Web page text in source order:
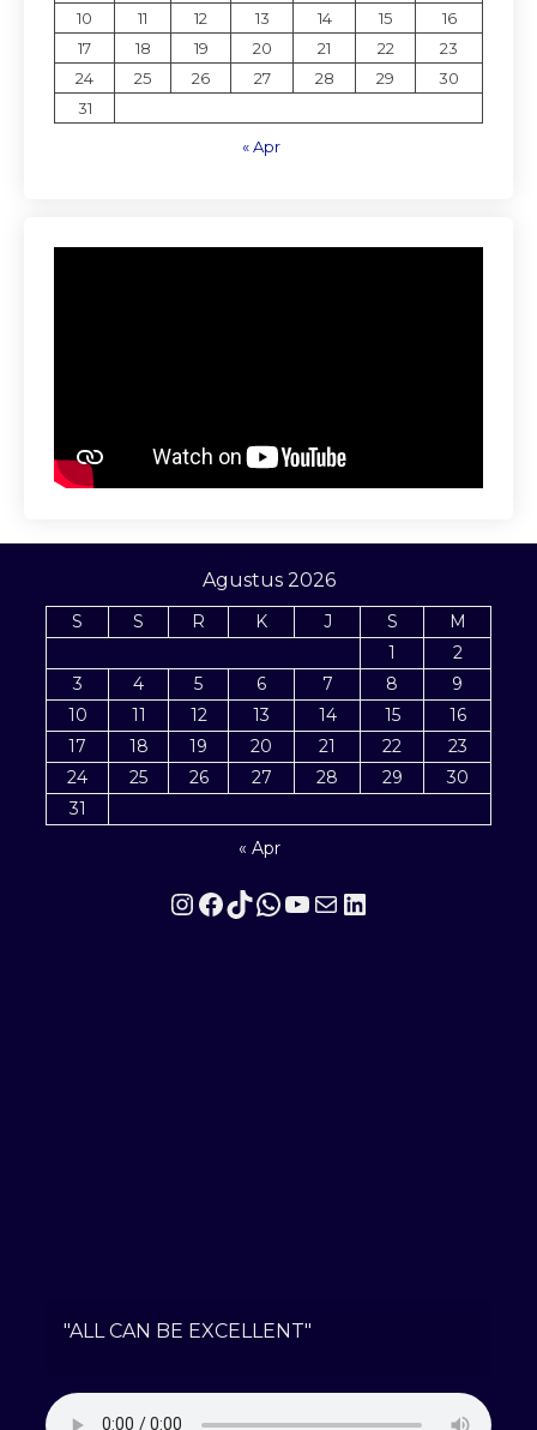
10
11 12 13 14 15
16
17
18 19 20 21 22
23
24
25 26 27 28 29
30
31
« Apr
Agustus 2026
S S R K J S
M
1
2
3
4 5 6 7 8
9
10
11 12 13 14 15
16
17
18 19 20 21 22
23
24
25 26 27 28 29
30
31
« Apr
Instagram
Facebook
TikTok
WhatsApp
YouTube
MailLinkedIn
"ALL CAN BE EXCELLENT"